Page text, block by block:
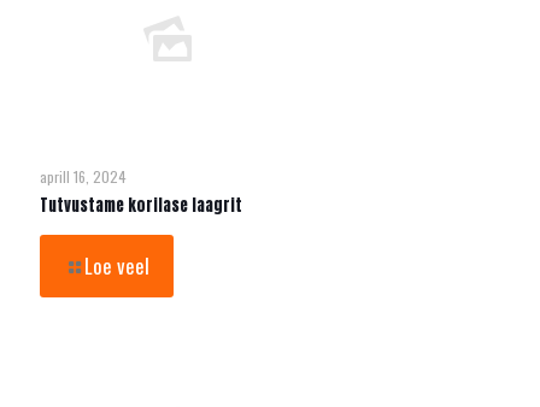
aprill 16, 2024
Tutvustame korilase laagrit
Loe veel